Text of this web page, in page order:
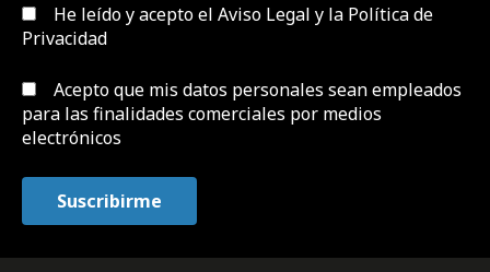
He leído y acepto el Aviso Legal y la Política de
Privacidad
Acepto que mis datos personales sean empleados
para las finalidades comerciales por medios
electrónicos